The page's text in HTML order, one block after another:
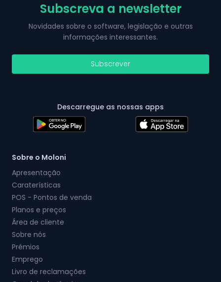
Subscreva a newsletter
Novidades sobre o software, legislação e outras
informações interessantes.
Subscrever
Descarregue as nossas apps
Sobre o Moloni
Apresentação
Caraterísticas
POS - Pontos de venda
Planos e preços
Área de cliente
Sobre nós
Prémios
Emprego
Livro de reclamações